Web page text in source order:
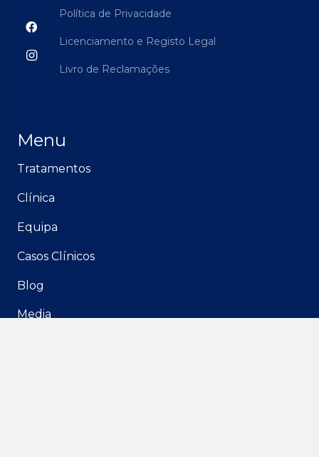
Política de Privacidade
Licenciamento e Registo Legal
Livro de Reclamações
Menu
Tratamentos
Clínica
Equipa
Casos Clínicos
Blog
Media